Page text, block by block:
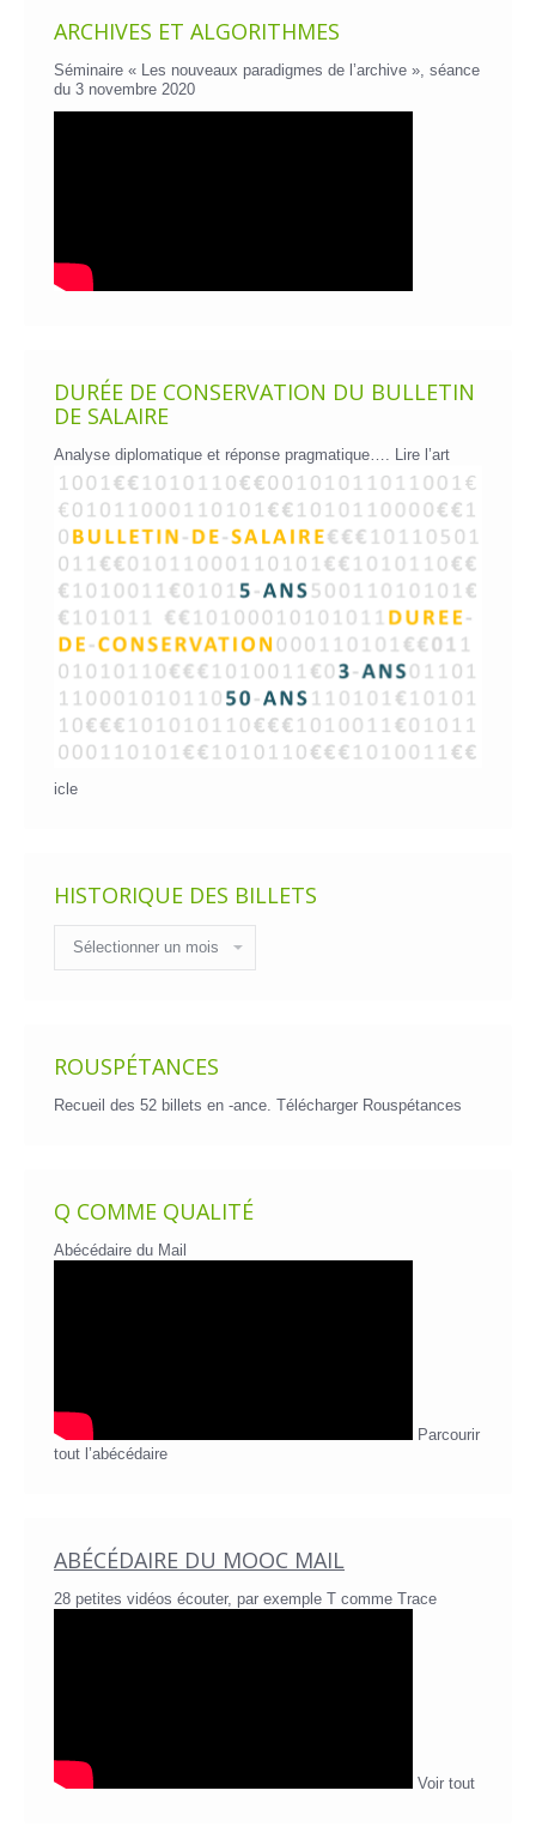
ARCHIVES ET ALGORITHMES
Séminaire « Les nouveaux paradigmes de l’archive », séance
du 3 novembre 2020
DURÉE DE CONSERVATION DU BULLETIN
DE SALAIRE
Analyse diplomatique et réponse pragmatique…. Lire l’art
icle
HISTORIQUE DES BILLETS
des
billets
ROUSPÉTANCES
Recueil des 52 billets en -ance. Télécharger Rouspétances
Q COMME QUALITÉ
Abécédaire du Mail
Parcourir
tout l’abécédaire
ABÉCÉDAIRE DU MOOC MAIL
28 petites vidéos écouter, par exemple T comme Trace
Voir tout